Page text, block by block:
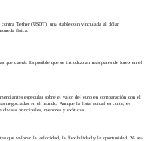
Tether (USDT), una stablecoin vinculada al dólar
física.
que caerá. Es posible que se introduzcan más pares de forex en el
especular sobre el valor del euro en comparación con el
negociadas en el mundo. Aunque la lista actual es corta, es
divisas principales, menores y exóticas.
que valoran la velocidad, la flexibilidad y la oportunidad. Ya sea